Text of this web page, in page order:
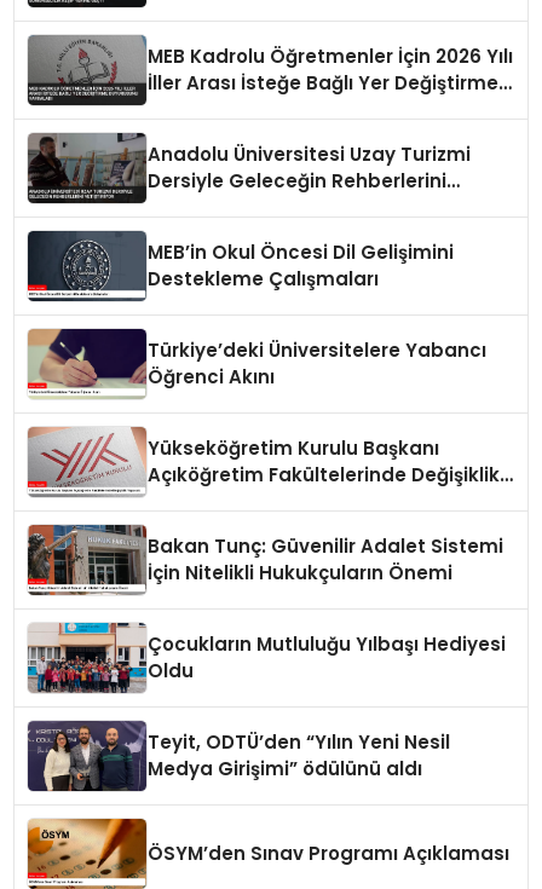
MEB Kadrolu Öğretmenler İçin 2026 Yılı
İller Arası İsteğe Bağlı Yer Değiştirme
Anadolu Üniversitesi Uzay Turizmi
Dersiyle Geleceğin Rehberlerini
MEB’in Okul Öncesi Dil Gelişimini
Destekleme Çalışmaları
Türkiye’deki Üniversitelere Yabancı
Öğrenci Akını
Yükseköğretim Kurulu Başkanı
Açıköğretim Fakültelerinde Değişiklik
Bakan Tunç: Güvenilir Adalet Sistemi
İçin Nitelikli Hukukçuların Önemi
Çocukların Mutluluğu Yılbaşı Hediyesi
Oldu
Teyit, ODTÜ’den “Yılın Yeni Nesil
Medya Girişimi” ödülünü aldı
ÖSYM’den Sınav Programı Açıklaması